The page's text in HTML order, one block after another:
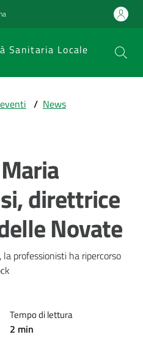
Sanitaria Locale
/ News
direttrice
Novate
professionisti ha ripercorso
Tempo di lettura
2 min